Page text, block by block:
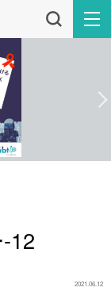
12
2021.06.12